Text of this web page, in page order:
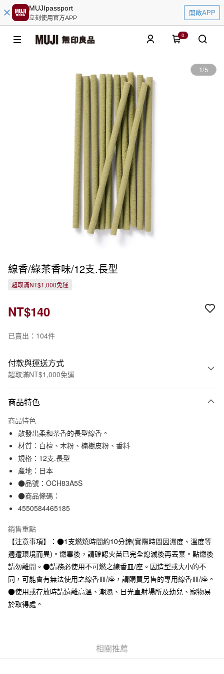
MUJIpassport
立刻使用官方APP
開啟APP
0
1/5
線香/綠茶香味/12支.長型
超取滿NT$1,000免運
NT$140
已賣出：104件
付款與運送方式
超取滿NT$1,000免運
信用卡一次付款
信用卡分期付款
3 期 0 利率 每期 NT$46
合作金庫商業銀行
華南商業銀行
上海商業儲蓄銀行
臺灣中小企業銀行
匯豐（台灣）商業銀行
元大商業銀行
玉山商業銀行
星展（台灣）商業銀行
台新國際商業銀行
中國信託商業銀行
台灣樂天信用卡公司
超商取貨付款
LINE Pay
Apple Pay
悠遊付
運送方式
全家取貨付款
每筆NT$65，滿NT$1,000(含以上)免運費
付款後全家取貨
每筆NT$65，滿NT$1,000(含以上)免運費
商品特色
商品特色
散發出柔和茶香的長型線香。
材質：白檀、木粉、楠樹皮粉、香料
規格：12支.長型
產地：日本
●品號：OCH83A5S
●商品條碼：
4550584465185
銷售重點
【注意事項】：●1支燃燒時間約10分鐘(實際時間因濕度、溫度等
週遭環境而異)。燃畢後，請確認火苗已完全熄滅後再丟棄。點燃後
請勿離開。●請務必使用不可燃之線香皿/座。因造型或大小的不
同，可能會有無法使用之線香皿/座，請購買另售的專用線香皿/座。
●使用或存放時請遠離高溫、潮濕、日光直射場所及幼兒、寵物易
於取得處。
相關推薦